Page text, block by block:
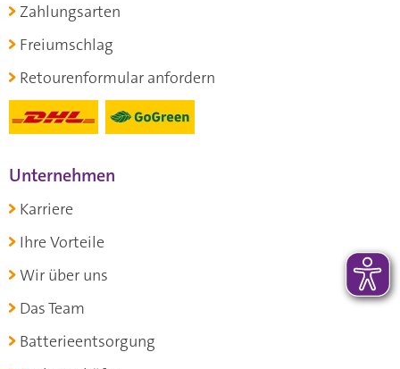
Zahlungsarten
Freiumschlag
Retourenformular anfordern
Unternehmen
Karriere
Ihre Vorteile
Wir über uns
Das Team
Batterieentsorgung